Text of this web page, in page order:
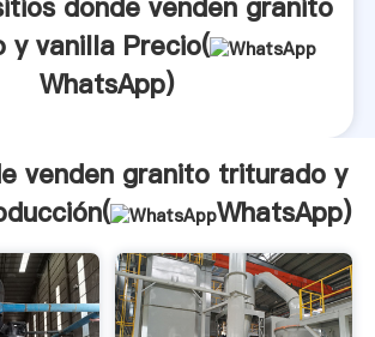
donde venden granito
y vanilla Precio(
WhatsApp)
venden granito triturado y
WhatsApp)